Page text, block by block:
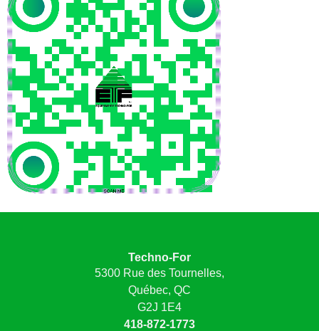
Techno-For
5300 Rue des Tournelles,
Québec, QC
G2J 1E4
418-872-1773